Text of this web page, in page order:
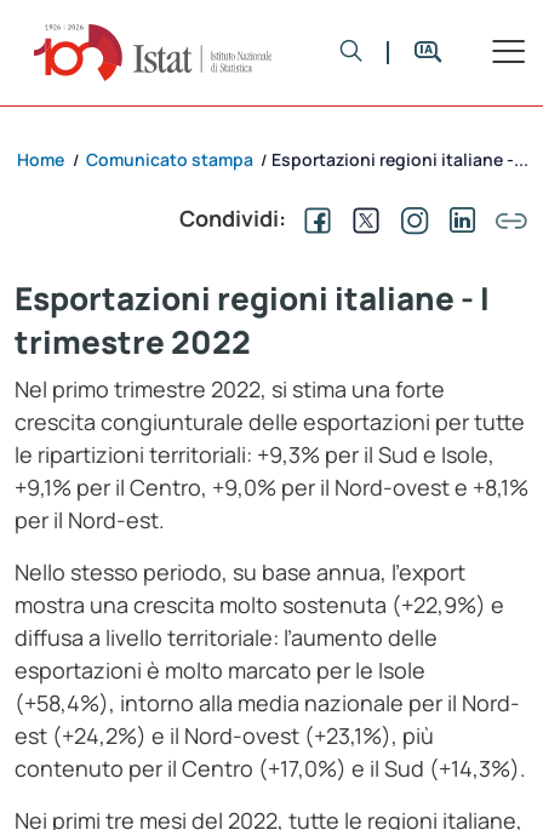
Home / Comunicato stampa / Esportazioni regioni italiane -...
Condividi:
Esportazioni regioni italiane - I
trimestre 2022
Nel primo trimestre 2022, si stima una forte
crescita congiunturale delle esportazioni per tutte
le ripartizioni territoriali: +9,3% per il Sud e Isole,
+9,1% per il Centro, +9,0% per il Nord-ovest e +8,1%
per il Nord-est.
Nello stesso periodo, su base annua, l’export
mostra una crescita molto sostenuta (+22,9%) e
diffusa a livello territoriale: l’aumento delle
esportazioni è molto marcato per le Isole
(+58,4%), intorno alla media nazionale per il Nord-
est (+24,2%) e il Nord-ovest (+23,1%), più
contenuto per il Centro (+17,0%) e il Sud (+14,3%).
Nei primi tre mesi del 2022, tutte le regioni italiane,